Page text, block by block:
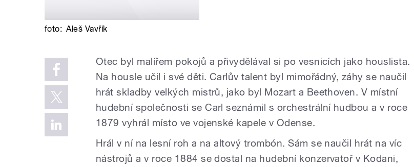
foto: Aleš Vavřík
Otec byl malířem pokojů a přivydělával si po vesnicích jako houslista.
Na housle učil i své děti. Carlův talent byl mimořádný, záhy se naučil
hrát skladby velkých mistrů, jako byl Mozart a Beethoven. V místní
hudební společnosti se Carl seznámil s orchestrální hudbou a v roce
1879 vyhrál místo ve vojenské kapele v Odense.
Hrál v ní na lesní roh a na altový trombón. Sám se naučil hrát na víc
nástrojů a v roce 1884 se dostal na hudební konzervatoř v Kodani,